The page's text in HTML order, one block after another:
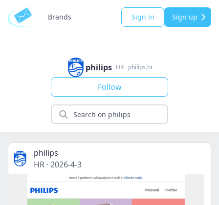
Brands Sign in Sign up
philips HR · philips.hr
Follow
philips
HR · 2026-4-3